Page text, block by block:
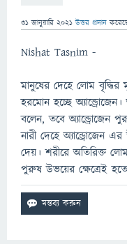
31 জানুয়ারি 2021 উত্তর প্রদান
Nishat Tasnim -
মানুষের দেহে লোম
হরমোন হচ্ছে
বলেন, তবে অ্যান্ড্রোজেন
নারী দেহে অ্যান্ড্রোজেন
দেয়। শরীরে অতিরিক্ত
পুরুষ উভয়ের ক্ষেত্রেই